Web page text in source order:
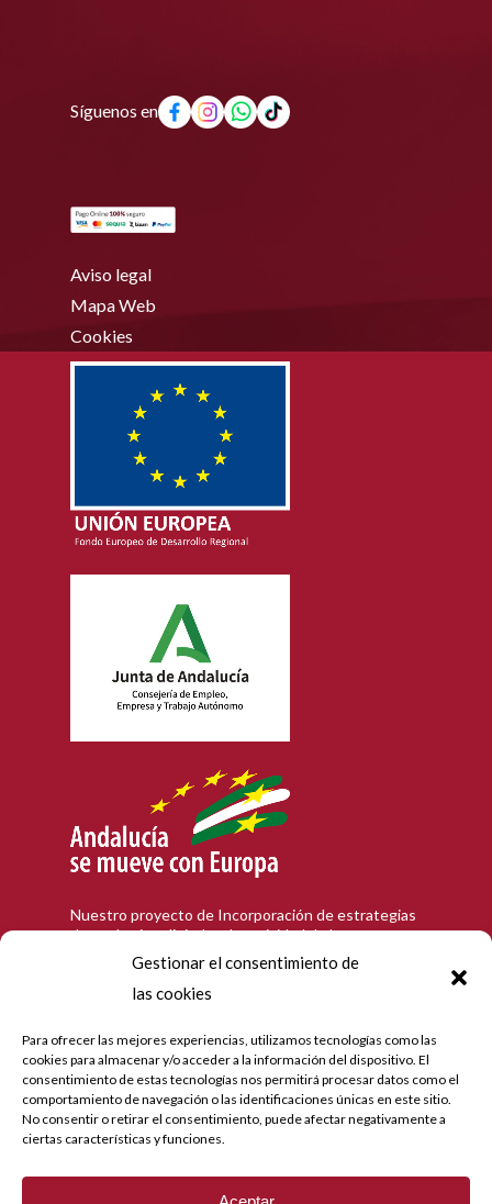
Gestionar el consentimiento de
las cookies
Para ofrecer las mejores experiencias, utilizamos tecnologías como las
cookies para almacenar y/o acceder a la información del dispositivo. El
consentimiento de estas tecnologías nos permitirá procesar datos como el
comportamiento de navegación o las identificaciones únicas en este sitio.
No consentir o retirar el consentimiento, puede afectar negativamente a
ciertas características y funciones.
Síguenos en
Aviso legal
Mapa Web
Cookies
Nuestro proyecto de Incorporación de estrategias
de marketing digital en la actividad de la empresa
en la población de Córdoba, que tiene como
objetivo contribuir a la modernización digital y a la
mejora de la competitividad de las personas
ayuda de la Unión Europea y de la Junta de
Andalucía con cargo al Programa Operativo FEDER
de Andalucía 2014-2020. Hemos realizado diseño e
implantación de tienda online, gestión de redes
sociales y mail marketing.